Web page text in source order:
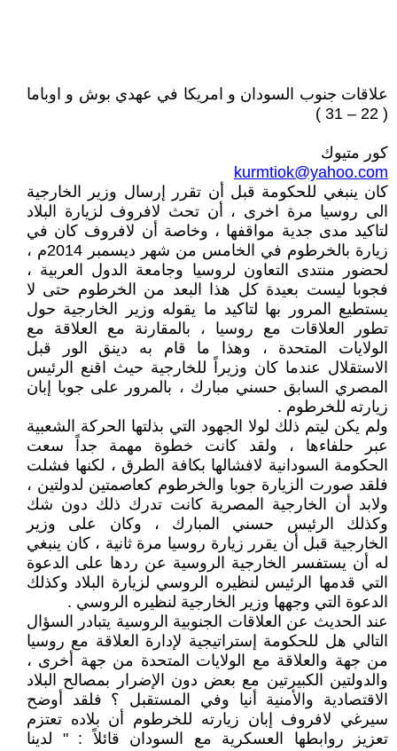
علاقات جنوب السودان و امريكا في عهدي بوش و اوباما
( 22 – 31 )
كور متيوك
kurmtiok@yahoo.com
كان ينبغي للحكومة قبل أن تقرر إرسال وزير الخارجية
الى روسيا مرة اخرى ، أن تحث لافروف لزيارة البلاد
لتاكيد مدى جدية مواقفها ، وخاصة أن لافروف كان في
زيارة بالخرطوم في الخامس من شهر ديسمبر 2014م ،
لحضور منتدى التعاون لروسيا وجامعة الدول العربية ،
فجوبا ليست بعيدة كل هذا البعد من الخرطوم حتى لا
يستطيع المرور بها لتاكيد ما يقوله وزير الخارجية حول
تطور العلاقات مع روسيا ، بالمقارنة مع العلاقة مع
الولايات المتحدة ، وهذا ما قام به دينق الور قبل
الاستقلال عندما كان وزيراً للخارجية حيث اقنع الرئيس
المصري السابق حسني مبارك ، بالمرور على جوبا إبان
زيارته للخرطوم .
ولم يكن ليتم ذلك لولا الجهود التي بذلتها الحركة الشعبية
عبر حلفاءها ، ولقد كانت خطوة مهمة جداً سعت
الحكومة السودانية لافشالها بكافة الطرق ، لكنها فشلت
فلقد صورت الزيارة جوبا والخرطوم كعاصمتين لدولتين ،
ولابد أن الخارجية المصرية كانت تدرك ذلك دون شك
وكذلك الرئيس حسني المبارك ، وكان على وزير
الخارجية قبل أن يقرر زيارة روسيا مرة ثانية ، كان ينبغي
له أن يستفسر الخارجية الروسية عن ردها على الدعوة
التي قدمها الرئيس لنظيره الروسي لزيارة البلاد وكذلك
الدعوة التي وجهها وزير الخارجية لنظيره الروسي .
عند الحديث عن العلاقات الجنوبية الروسية يتبادر السؤال
التالي هل للحكومة إستراتيجية لإدارة العلاقة مع روسيا
من جهة والعلاقة مع الولايات المتحدة من جهة أخرى ،
والدولتين الكبيرتين مع بعض دون الإضرار بمصالح البلاد
الاقتصادية والأمنية أنيا وفي المستقبل ؟ فلقد أوضح
سيرغي لافروف إبان زيارته للخرطوم أن بلاده تعتزم
تعزيز روابطها العسكرية مع السودان قائلاً : " لدينا